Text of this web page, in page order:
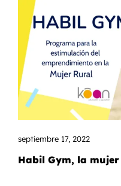
septiembre 17, 2022
Habil Gym, la